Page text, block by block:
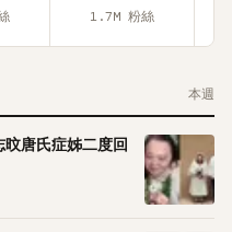
1.7M 粉絲
本週
旼唐氏症姊二度回